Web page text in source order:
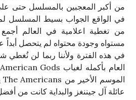
من أكبر المعجبين بالمسلسل حتى
في الواقع الجواب بسيط المسلسل
من تغطية اعلامية في العالم
مستواه وجودة محتواه لم يتحصل
في هذه الفترة ولأننا ربما لن نُغطي
عائلة آل جيننغز والبداية كانت من